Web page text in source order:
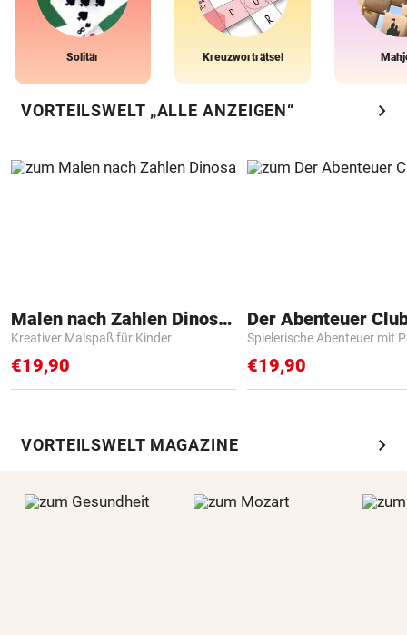
Solitär Kreuzworträtsel
VORTEILSWELT „ALLE ANZEIGEN“ chevron_right
Malen nach Zahlen Dinosaurier
Kreativer Malspaß für Kinder
€19,90
Der Abenteuer
Spielerische Abenteuer mit
€19,90
VORTEILSWELT MAGAZINE chevron_right